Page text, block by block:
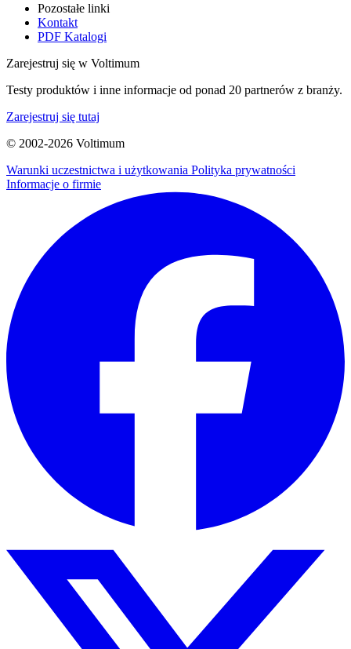
Pozostałe linki
Kontakt
PDF Katalogi
Zarejestruj się w Voltimum
Testy produktów i inne informacje od ponad 20 partnerów z branży.
Zarejestruj się tutaj
© 2002-2026 Voltimum
Warunki uczestnictwa i użytkowania Polityka prywatności
Informacje o firmie